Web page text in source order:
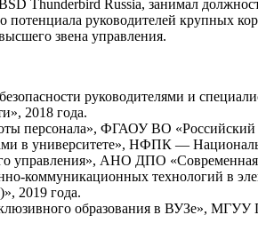
Thunderbird Russia, занимал
потенциала руководителей крупных
звена управления.
руководителями и
2018 года.
персонала», ФГАОУ ВО «Российский
в университете», НФПК —
управления», АНО ДПО «Современная
коммуникационных технологий в
2019 года.
образования в ВУЗе», МГУУ